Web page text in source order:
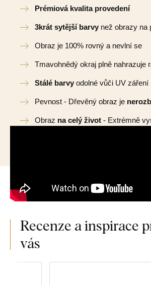
Prémiová kvalita provedení
3krát sytější barvy než obrazy na
Obraz je 100% rovný a nevlní se
Tmavohnědý okraj plně nahrazuje
Stálé barvy odolné vůči UV záření
Pevnost - Dřevěný obraz je
Obraz na celý život - Extrémně
Recenze a inspirace
vás